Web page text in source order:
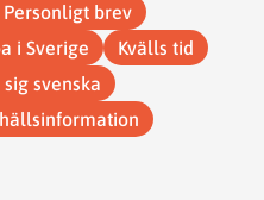
Personligt brev
i Sverige
Kvälls tid
sig svenska